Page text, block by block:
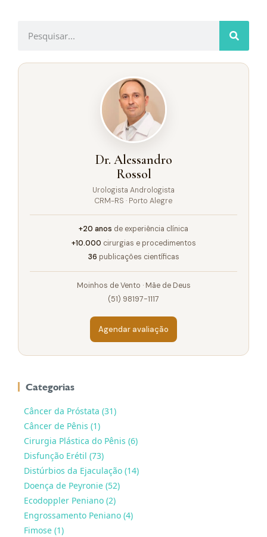
Dr. Alessandro
Rossol
Urologista Andrologista
CRM-RS · Porto Alegre
+20 anos de experiência clínica
+10.000 cirurgias e procedimentos
36 publicações científicas
Moinhos de Vento · Mãe de Deus
(51) 98197-1117
Agendar avaliação
Categorias
Câncer da Próstata (31)
Câncer de Pênis (1)
Cirurgia Plástica do Pênis (6)
Disfunção Erétil (73)
Distúrbios da Ejaculação (14)
Doença de Peyronie (52)
Ecodoppler Peniano (2)
Engrossamento Peniano (4)
Fimose (1)